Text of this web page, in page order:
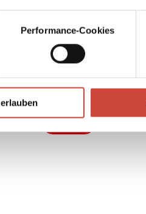
Performance-Cookies